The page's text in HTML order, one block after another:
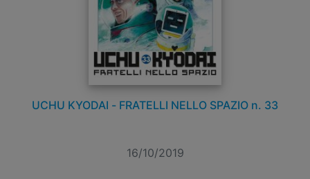
UCHU KYODAI - FRATELLI NELLO SPAZIO n. 33
16/10/2019